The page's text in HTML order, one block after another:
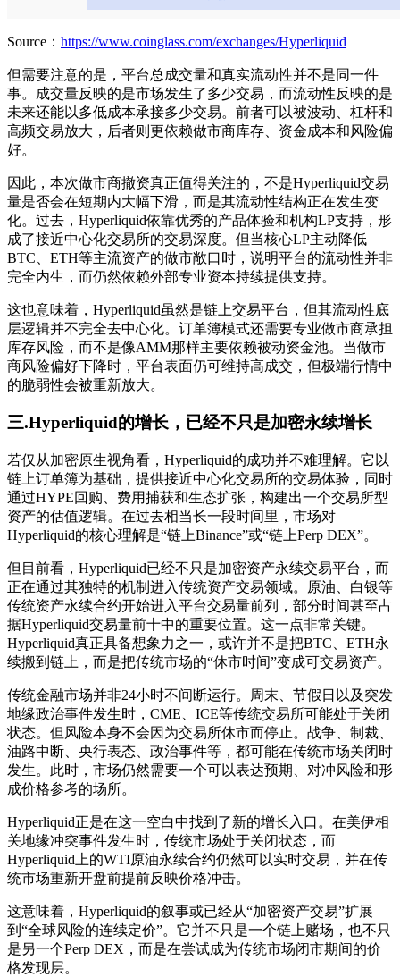
Source： https://www.coinglass.com/exchanges/Hyperliquid
但需要注意的是，平台总成交量和真实流动性并不是同一件
事。成交量反映的是市场发生了多少交易，而流动性反映的是
未来还能以多低成本承接多少交易。前者可以被波动、杠杆和
高频交易放大，后者则更依赖做市商库存、资金成本和风险偏
好。
因此，本次做市商撤资真正值得关注的，不是Hyperliquid交易
量是否会在短期内大幅下滑，而是其流动性结构正在发生变
化。过去，Hyperliquid依靠优秀的产品体验和机构LP支持，形
成了接近中心化交易所的交易深度。但当核心LP主动降低
BTC、ETH等主流资产的做市敞口时，说明平台的流动性并非
完全内生，而仍然依赖外部专业资本持续提供支持。
这也意味着，Hyperliquid虽然是链上交易平台，但其流动性底
层逻辑并不完全去中心化。订单簿模式还需要专业做市商承担
库存风险，而不是像AMM那样主要依赖被动资金池。当做市
商风险偏好下降时，平台表面仍可维持高成交，但极端行情中
的脆弱性会被重新放大。
三.Hyperliquid的增长，已经不只是加密永续增长
若仅从加密原生视角看，Hyperliquid的成功并不难理解。它以
链上订单簿为基础，提供接近中心化交易所的交易体验，同时
通过HYPE回购、费用捕获和生态扩张，构建出一个交易所型
资产的估值逻辑。在过去相当长一段时间里，市场对
Hyperliquid的核心理解是“链上Binance”或“链上Perp DEX”。
但目前看，Hyperliquid已经不只是加密资产永续交易平台，而
正在通过其独特的机制进入传统资产交易领域。原油、白银等
传统资产永续合约开始进入平台交易量前列，部分时间甚至占
据Hyperliquid交易量前十中的重要位置。这一点非常关键。
Hyperliquid真正具备想象力之一，或许并不是把BTC、ETH永
续搬到链上，而是把传统市场的“休市时间”变成可交易资产。
传统金融市场并非24小时不间断运行。周末、节假日以及突发
地缘政治事件发生时，CME、ICE等传统交易所可能处于关闭
状态。但风险本身不会因为交易所休市而停止。战争、制裁、
油路中断、央行表态、政治事件等，都可能在传统市场关闭时
发生。此时，市场仍然需要一个可以表达预期、对冲风险和形
成价格参考的场所。
Hyperliquid正是在这一空白中找到了新的增长入口。在美伊相
关地缘冲突事件发生时，传统市场处于关闭状态，而
Hyperliquid上的WTI原油永续合约仍然可以实时交易，并在传
统市场重新开盘前提前反映价格冲击。
这意味着，Hyperliquid的叙事或已经从“加密资产交易”扩展
到“全球风险的连续定价”。它并不只是一个链上赌场，也不只
是另一个Perp DEX，而是在尝试成为传统市场闭市期间的价
格发现层。